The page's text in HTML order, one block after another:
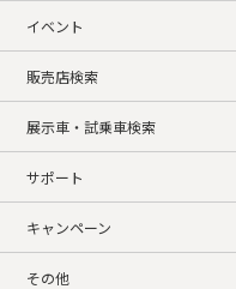
イベント
販売店検索
展示車・試乗車検索
サポート
キャンペーン
その他